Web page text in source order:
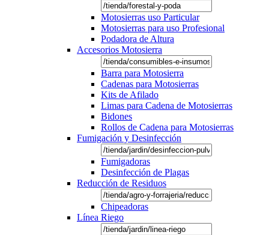
Motosierras uso Particular
Motosierras para uso Profesional
Podadora de Altura
Accesorios Motosierra
Barra para Motosierra
Cadenas para Motosierras
Kits de Afilado
Limas para Cadena de Motosierras
Bidones
Rollos de Cadena para Motosierras
Fumigación y Desinfección
Fumigadoras
Desinfección de Plagas
Reducción de Residuos
Chipeadoras
Línea Riego